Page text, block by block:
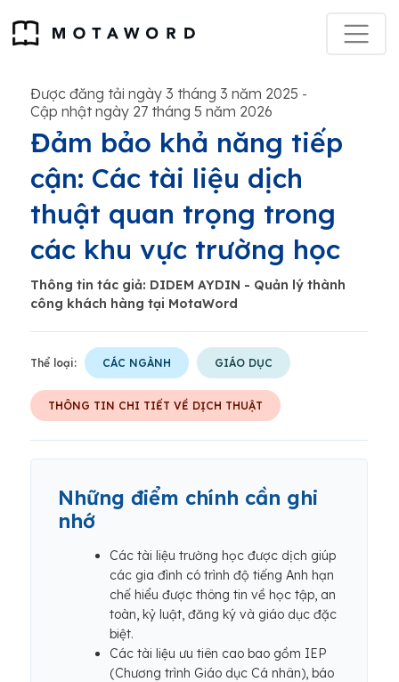
Được đăng tải ngày 3 tháng 3 năm 2025 -
Cập nhật ngày 27 tháng 5 năm 2026
Đảm bảo khả năng tiếp
cận: Các tài liệu dịch
thuật quan trọng trong
các khu vực trường học
Thông tin tác giả: DIDEM AYDIN ​​- Quản lý thành
công khách hàng tại MotaWord
Thể loại: CÁC NGÀNH GIÁO DỤC
THÔNG TIN CHI TIẾT VỀ DỊCH THUẬT
Những điểm chính cần ghi
nhớ
Các tài liệu trường học được dịch giúp
các gia đình có trình độ tiếng Anh hạn
chế hiểu được thông tin về học tập, an
toàn, kỷ luật, đăng ký và giáo dục đặc
biệt.
Các tài liệu ưu tiên cao bao gồm IEP
(Chương trình Giáo dục Cá nhân), báo